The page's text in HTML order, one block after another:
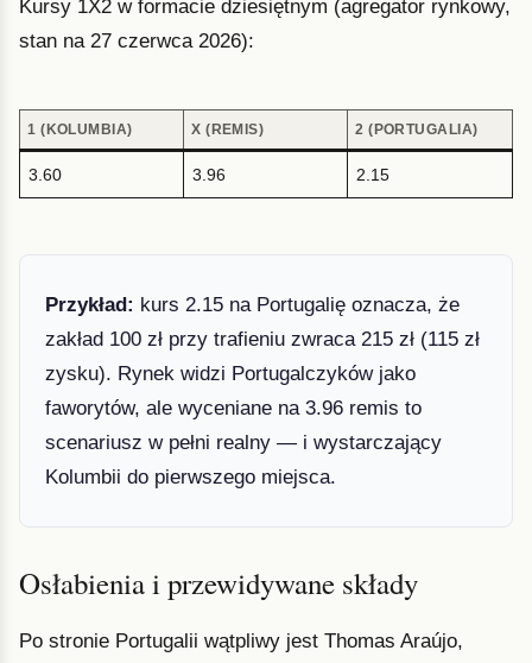
Kursy 1X2 w formacie dziesiętnym (agregator rynkowy,
stan na 27 czerwca 2026):
1 (KOLUMBIA) X (REMIS) 2 (PORTUGALIA)
3.60 3.96 2.15
Przykład: kurs 2.15 na Portugalię oznacza, że
zakład 100 zł przy trafieniu zwraca 215 zł (115 zł
zysku). Rynek widzi Portugalczyków jako
faworytów, ale wyceniane na 3.96 remis to
scenariusz w pełni realny — i wystarczający
Kolumbii do pierwszego miejsca.
Osłabienia i przewidywane składy
Po stronie Portugalii wątpliwy jest Thomas Araújo,